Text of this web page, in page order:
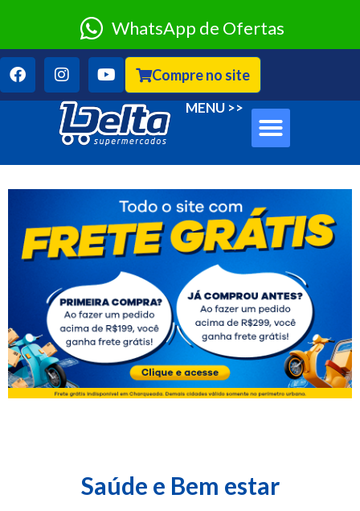
WhatsApp de Ofertas
Compre no site
MENU >>
Saúde e Bem estar